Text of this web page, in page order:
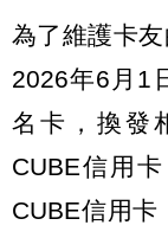
為了維護卡友
2026年6月1
名卡，換發
CUBE信用
CUBE信用